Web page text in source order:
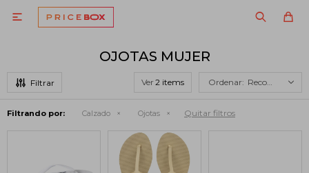

OJOTAS MUJER
Ver Recomendados
Filtrando por: Calzado Ojotas Quitar filtros